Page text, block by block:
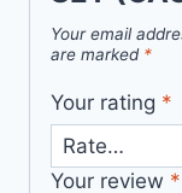
Your email
are marked *
Your rating *
Your review *